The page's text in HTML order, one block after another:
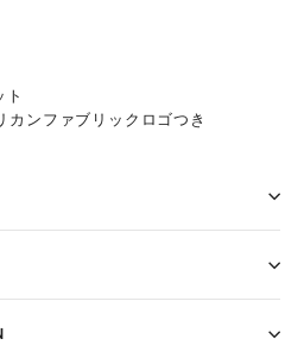
ト
カンファブリックロゴつき